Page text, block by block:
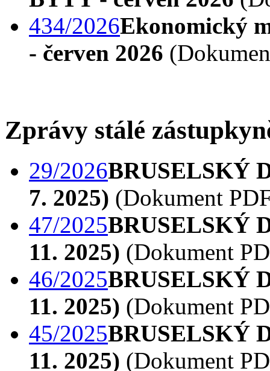
434/2026Ekonomický
- červen 2026
Zprávy stálé
29/2026BRUSELSKÝ
7. 2025) (Dokument
47/2025BRUSELSKÝ
11. 2025) (Dokument
46/2025BRUSELSKÝ
11. 2025) (Dokument
45/2025BRUSELSKÝ
11. 2025) (Dokument